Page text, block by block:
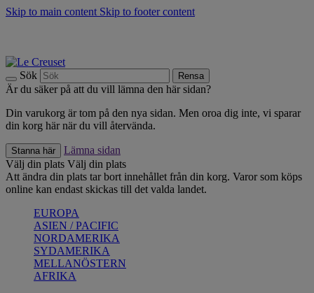
Skip to main content Skip to footer content
Sök Rensa
Är du säker på att du vill lämna den här sidan?
Din varukorg är tom på den nya sidan. Men oroa dig inte, vi sparar
din korg här när du vill återvända.
Stanna här
Lämna sidan
Välj din plats Välj din plats
Att ändra din plats tar bort innehållet från din korg. Varor som köps
online kan endast skickas till det valda landet.
EUROPA
ASIEN / PACIFIC
NORDAMERIKA
SYDAMERIKA
MELLANÖSTERN
AFRIKA